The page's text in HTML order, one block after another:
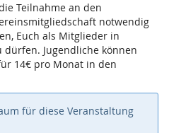
Teilnahme an den
notwendig
Euch als Mitglieder in
Jugendliche können
14€ pro Monat in den
für diese Veranstaltung